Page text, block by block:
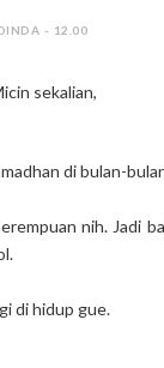
- 12.00
sekalian,
di bulan-
nih. Jadi
di hidup gue.